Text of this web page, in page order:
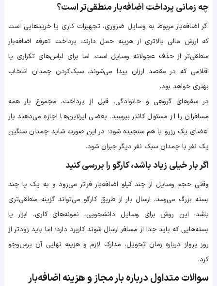
چه زمانی پرداخت اضافه‌بار منطقی‌تر است؟
اگر اضافه‌بار مربوط به وسایل ضروری، تجهیزات کاری یا خریدهایی است
که ارزش مالی بالاتری از هزینه حمل دارند، پرداخت تعرفه اضافه‌بار
منطقی‌تر از حذف عجولانه وسایل است. اما برای لباس‌های تکراری یا
اقلامی که در مقصد ارزان پیدا می‌شوند، سبک‌کردن چمدان انتخاب
بهتری خواهد بود.
در سفرهای گروهی و خانوادگی، قبل از پرداخت، مجموع بار همه
مسافران را از مسئول کانتر بپرسید. بعضی ایرلاین‌ها اجازه می‌دهند بار
اعضای یک رزرو با هم سنجیده شود؛ در این صورت شاید چمدان سنگین
یک نفر با چمدان سبک نفر دیگر جبران شود.
اگر بار خیلی زیاد باشد، کارگو را بررسی کنید
وقتی حجم وسایل از چند کیلو اضافه‌بار فراتر می‌رود و به یک یا چند
بسته بزرگ می‌رسد، ارسال بار از طریق کارگو می‌تواند گزینه منطقی‌تری
باشد. این روش برای وسایل دانشجویی، نمونه‌های کاری، ابزار یا
بسته‌هایی که باید جدا از مسافر ارسال شوند کاربرد دارد؛ اما باید زودتر از
روز پرواز درباره زمان تحویل، مدارک لازم و هزینه نهایی آن پرس‌وجو
کرد.
سوالات متداول درباره بار مجاز و هزینه اضافه‌بار